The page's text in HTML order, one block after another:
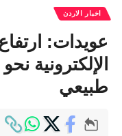
اخبار الاردن
عويدات:
طبيعي